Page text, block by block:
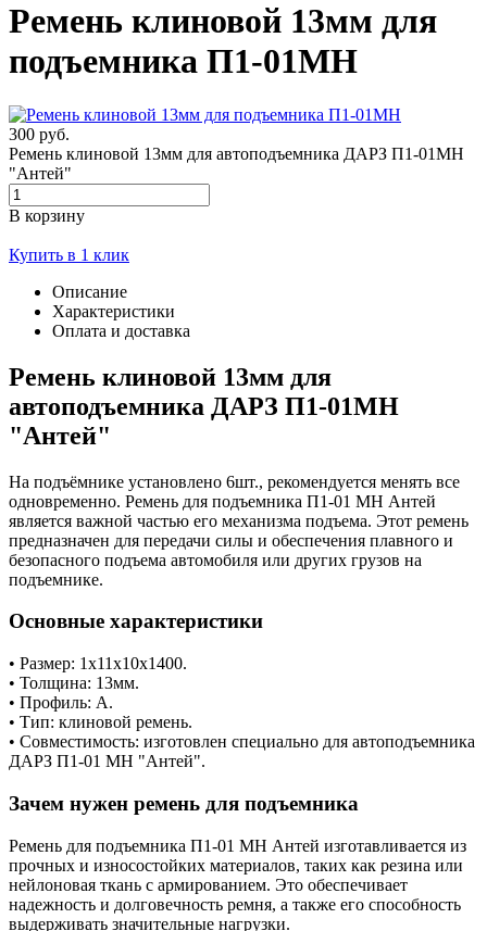
Ремень клиновой 13мм для
подъемника П1-01МН
300 руб.
Ремень клиновой 13мм для автоподъемника ДАРЗ П1-01МН
"Антей"
В корзину
Купить в 1 клик
Описание
Характеристики
Оплата и доставка
Ремень клиновой 13мм для
автоподъемника ДАРЗ П1-01МН
"Антей"
На подъёмнике установлено 6шт., рекомендуется менять все
одновременно. Ремень для подъемника П1-01 МН Антей
является важной частью его механизма подъема. Этот ремень
предназначен для передачи силы и обеспечения плавного и
безопасного подъема автомобиля или других грузов на
подъемнике.
Основные характеристики
• Размер: 1х11х10х1400.
• Толщина: 13мм.
• Профиль: А.
• Тип: клиновой ремень.
• Совместимость: изготовлен специально для автоподъемника
ДАРЗ П1-01 МН "Антей".
Зачем нужен ремень для подъемника
Ремень для подъемника П1-01 МН Антей изготавливается из
прочных и износостойких материалов, таких как резина или
нейлоновая ткань с армированием. Это обеспечивает
надежность и долговечность ремня, а также его способность
выдерживать значительные нагрузки.